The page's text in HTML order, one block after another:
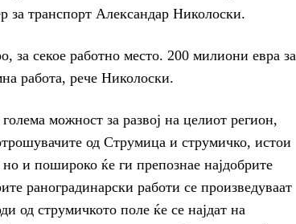
транспорт Александар Николоски.
за секое работно место. 200 милиони евра за
работа, рече Николоски.
можност за развој на целиот регион,
од Струмица и струмичко, истои
и пошироко ќе ги препознае најдобрите
раноградинарски работи се произведуваат
од струмичкото поле ќе се најдат на